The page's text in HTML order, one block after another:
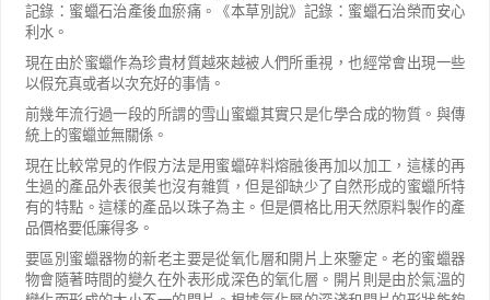
記錄：蜜蠟石治產後血瘀痛。《本草別說》記錄：蜜蠟石治榮而安心
利水。
現在由於蜜蠟作為珍貴材質越來越被人們所重視，也經常會出現一些
以假充真或者以次充好的事情。
前幾年流行過一段的所謂的雪山蜜蠟其實只是化學合成的物質。與傳
統上的蜜蠟並無關係。
現在比較常見的作假方法是用蜜蠟碎料熔融後再加以加工，這樣的再
生過的產品外表很美也沒有雜質，但是卻缺少了自然形成的蜜蠟所特
有的特點。這樣的產品以珠子為主。但是價格比用天然原料製作的產
品價格要低廉得多。
要區別蜜蠟器物的新老主要是從氧化層和開片上來鑒定。老的蜜蠟器
物會隨著時間的變久在外表形成深色的氧化層。開片則是由於氣溫的